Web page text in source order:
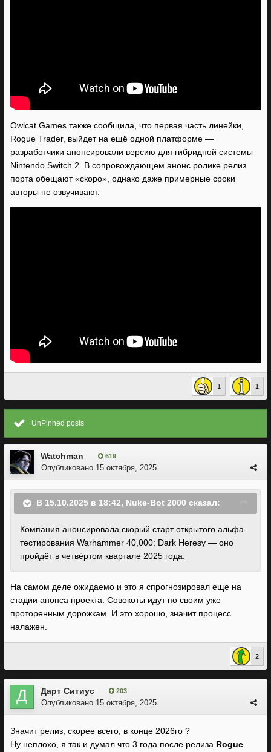
Owlcat Games также сообщила, что первая часть линейки,
Rogue Trader, выйдет на ещё одной платформе —
разработчики анонсировали версию для гибридной системы
Nintendo Switch 2. В сопровождающем анонс ролике релиз
порта обещают «скоро», однако даже примерные сроки
авторы не озвучивают.
1 1
UnPinned posts
Watchman 619
Опубликовано 15 октября, 2025
В 15.10.2025 в 18:42, Nuke-Bot 2000 сказал:
Компания анонсировала скорый старт открытого альфа-
тестирования Warhammer 40,000: Dark Heresy — оно
пройдёт в четвёртом квартале 2025 года.
На самом деле ожидаемо и это я спрогнозировал еще на
стадии анонса проекта. Совокоты идут по своим уже
проторенным дорожкам. И это хорошо, значит процесс
налажен.
2
Дарт Ситиус 203
Опубликовано 15 октября, 2025
Значит релиз, скорее всего, в конце 2026го ?
Ну неплохо, я так и думал что 3 года после релиза Rogue